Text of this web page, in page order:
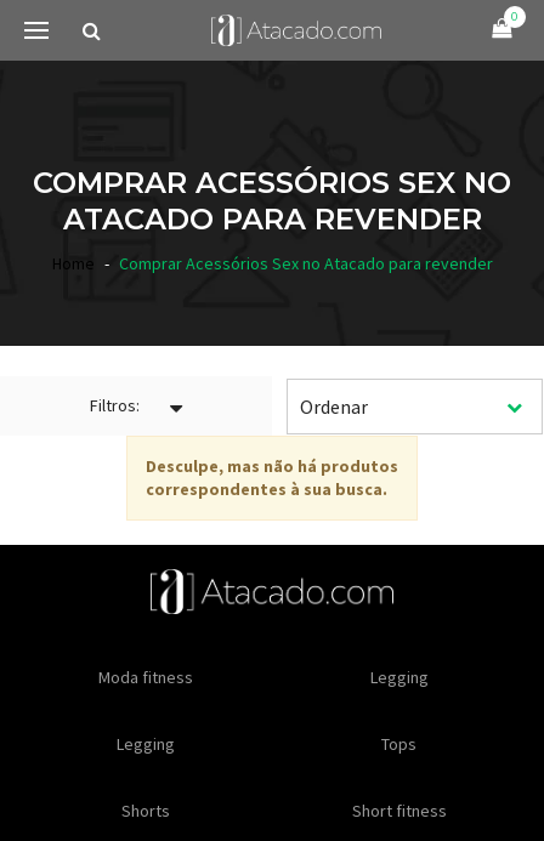
0
COMPRAR ACESSÓRIOS SEX NO
ATACADO PARA REVENDER
Home Comprar Acessórios Sex no Atacado para revender
Filtros:
Desculpe, mas não há produtos
correspondentes à sua busca.
Especial natal Toda loja
Feminino Moda feminina
Moda feminina Moda íntima
Masculino Moda masculino
Moda masculina Moda intima masculina
Acessórios masculinos Moda íntima
Moda fitness Legging
Legging Tops
Shorts Short fitness
Oleos e cremes Comestiveis
Kits Lançamentos
Ofertas Roupas para revender